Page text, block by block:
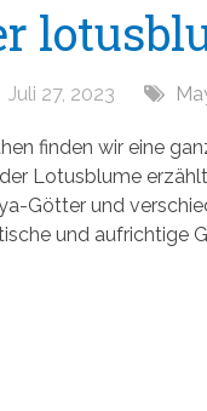
Juli 27, 2023
finden wir eine
Lotusblume
Götter und
und aufrichtige